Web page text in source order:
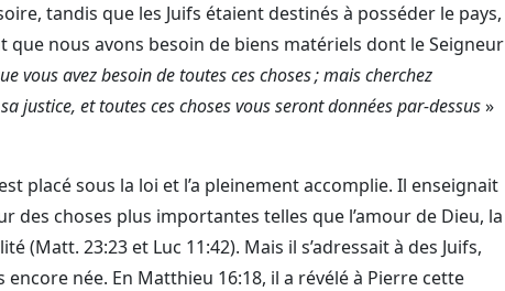
tandis que les Juifs étaient destinés à posséder le pays,
que nous avons besoin de biens matériels dont le Seigneur
vous avez besoin de toutes ces choses ; mais cherchez
justice, et toutes ces choses vous seront données par-dessus»
placé sous la loi et l’a pleinement accomplie. Il enseignait
des choses plus importantes telles que l’amour de Dieu, la
(Matt. 23:23 et Luc 11:42). Mais il s’adressait à des Juifs,
encore née. En Matthieu 16:18, il a révélé à Pierre cette